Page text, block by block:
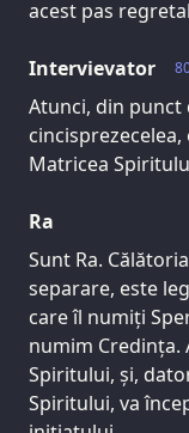
acest pas
Intervievator
Atunci, din punct
Matricea
Ra
Sunt Ra.
separare, este
care îl numiți
numim Credința.
Spiritului, și,
Spiritului, va